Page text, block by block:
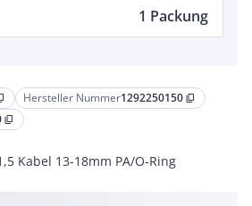
Hersteller Nummer1292250150 content_copy
content_copy
Kabel 13-18mm PA/O-Ring
1 Packung